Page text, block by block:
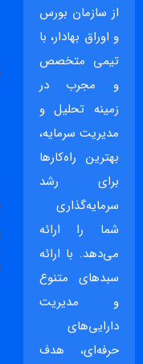
از سازمان بورس
و اوراق بهادار، با
تیمی متخصص
و مجرب در
زمینه تحلیل و
مدیریت سرمایه،
بهترین راه‌کارها
برای رشد
سرمایه‌گذاری
شما را ارائه
می‌دهد. با ارائه
سبدهای متنوع
و مدیریت
دارایی‌های
حرفه‌ای، هدف